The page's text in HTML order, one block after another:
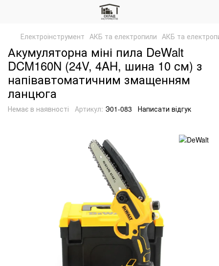
Електроінструмент АКБ та електропили АКБ та
Акумуляторна міні пила DeWalt
DCM160N (24V, 4AH, шина 10 см) з
напівавтоматичним змащенням
ланцюга
Немає в наявності Артикул: Э01-083 Написати відгук